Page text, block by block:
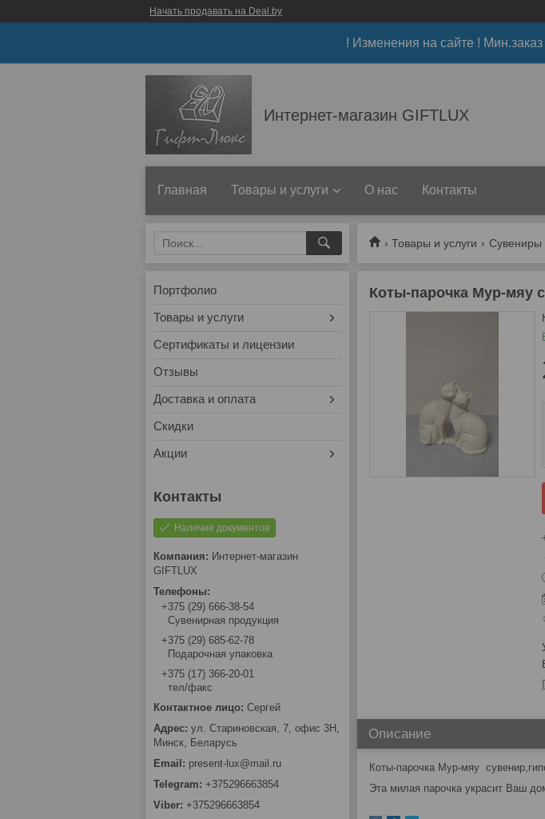
Начать продавать на Deal.by
! Изменения на сайте !
Интернет-магазин GIFTLUX
Главная Товары и услуги О нас Контакты
Товары и услуги Сувениры
Коты-парочка Мур-мяу
Описание
Коты-парочка Мур-мяу
Эта милая парочка украсит Ваш
Портфолио
Товары и услуги
Сертификаты и лицензии
Отзывы
Доставка и оплата
Скидки
Акции
Наличие документов
Интернет-магазин
GIFTLUX
+375 (29) 666-38-54
Сувенирная продукция
+375 (29) 685-62-78
Подарочная упаковка
+375 (17) 366-20-01
тел/факс
Сергей
ул. Стариновская, 7, офис 3Н,
Минск, Беларусь
present-lux@mail.ru
+375296663854
+375296663854